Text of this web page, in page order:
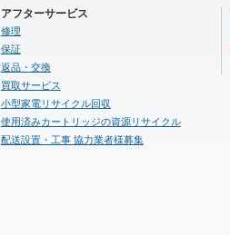
アフターサービス
修理
保証
返品・交換
買取サービス
小型家電リサイクル回収
使用済みカートリッジの資源リサイクル
配送設置・工事 協力業者様募集